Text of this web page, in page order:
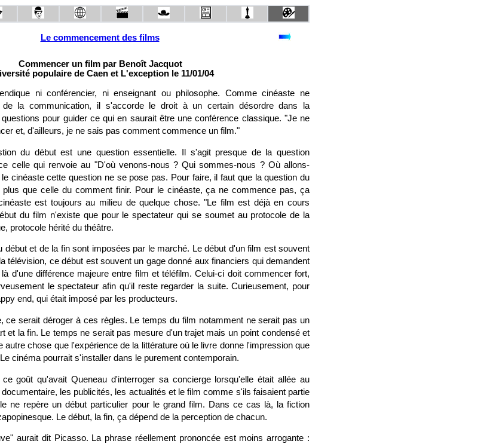
Le commencement des films
Commencer un film par Benoît Jacquot
populaire de Caen et L'exception le 11/01/04
ni conférencier, ni enseignant ou philosophe. Comme cinéaste ne
la communication, il s'accorde le droit à un certain désordre dans la
pour guider ce qui en saurait être une conférence classique. "Je ne
et, d'ailleurs, je ne sais pas comment commence un film."
du début est une question essentielle. Il s'agit presque de la question
celle qui renvoie au "D'où venons-nous ? Qui sommes-nous ? Où allons-
cinéaste cette question ne se pose pas. Pour faire, il faut que la question du
que celle du comment finir. Pour le cinéaste, ça ne commence pas, ça
est toujours au milieu de quelque chose. "Le film est déjà en cours
du film n'existe que pour le spectateur qui se soumet au protocole de la
protocole hérité du théâtre.
début et de la fin sont imposées par le marché. Le début d'un film est souvent
télévision, ce début est souvent un gage donné aux financiers qui demandent
d'une différence majeure entre film et téléfilm. Celui-ci doit commencer fort,
le spectateur afin qu'il reste regarder la suite. Curieusement, pour
end, qui était imposé par les producteurs.
ce serait déroger à ces règles. Le temps du film notamment ne serait pas un
et la fin. Le temps ne serait pas mesure d'un trajet mais un point condensé et
autre chose que l'expérience de la littérature où le livre donne l'impression que
cinéma pourrait s'installer dans le purement contemporain.
goût qu'avait Queneau d'interroger sa concierge lorsqu'elle était allée au
les publicités, les actualités et le film comme s'ils faisaient partie
ne repère un début particulier pour le grand film. Dans ce cas là, la fiction
Le début, la fin, ça dépend de la perception de chacun.
aurait dit Picasso. La phrase réellement prononcée est moins arrogante :